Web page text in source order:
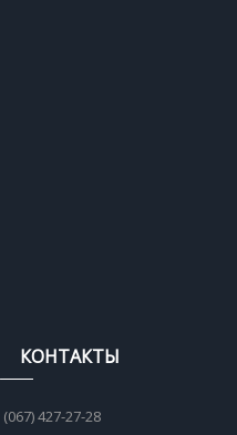
КОНТАКТЫ
(067) 427-27-28